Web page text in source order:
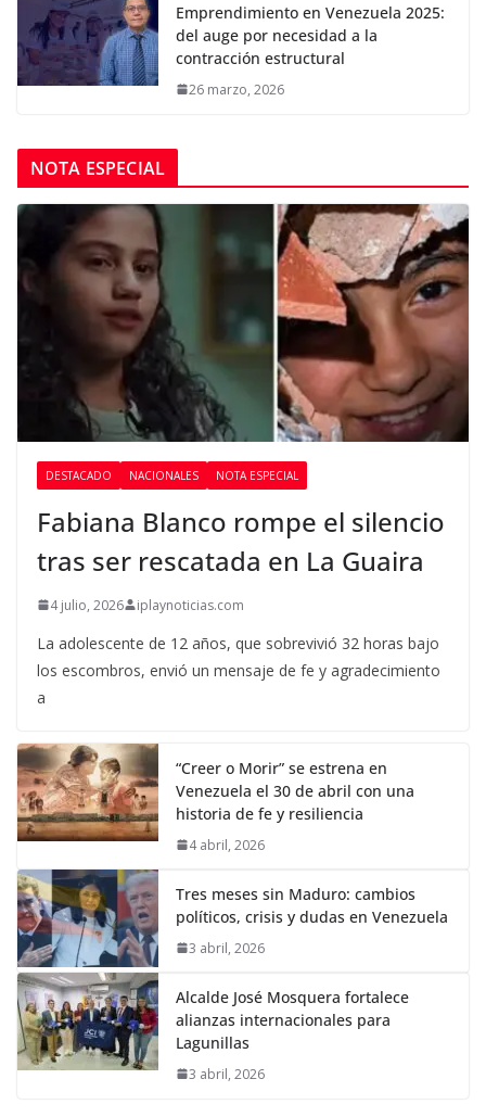
Emprendimiento en Venezuela 2025:
del auge por necesidad a la
contracción estructural
26 marzo, 2026
NOTA ESPECIAL
DESTACADO NACIONALES NOTA ESPECIAL
Fabiana Blanco rompe el silencio
tras ser rescatada en La Guaira
4 julio, 2026 iplaynoticias.com
La adolescente de 12 años, que sobrevivió 32 horas bajo
los escombros, envió un mensaje de fe y agradecimiento
a
“Creer o Morir” se estrena en
Venezuela el 30 de abril con una
historia de fe y resiliencia
4 abril, 2026
Tres meses sin Maduro: cambios
políticos, crisis y dudas en Venezuela
3 abril, 2026
Alcalde José Mosquera fortalece
alianzas internacionales para
Lagunillas
3 abril, 2026